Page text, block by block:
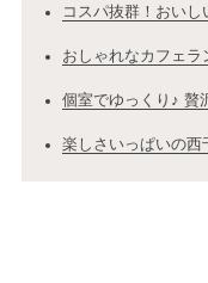
コスパ抜群！おい
おしゃれなカフェラ
個室でゆっくり♪ 贅
楽しさいっぱいの西